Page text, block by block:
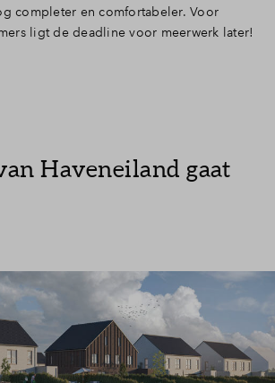
completer en comfortabeler. Voor
ligt de deadline voor meerwerk later!
Haveneiland gaat